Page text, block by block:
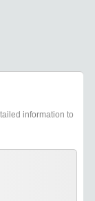
information to